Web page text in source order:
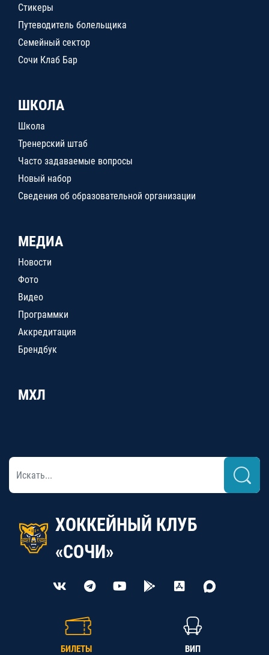
Стикеры
Путеводитель болельщика
Семейный сектор
Сочи Клаб Бар
ШКОЛА
Школа
Тренерский штаб
Часто задаваемые вопросы
Новый набор
Сведения об образовательной организации
МЕДИА
Новости
Фото
Видео
Программки
Аккредитация
Брендбук
МХЛ
ХОККЕЙНЫЙ КЛУБ
«СОЧИ»
БИЛЕТЫ ВИП